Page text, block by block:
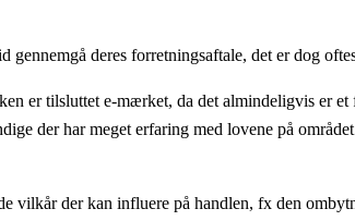
gennemgå deres forretningsaftale, det er dog
er tilsluttet e-mærket, da det almindeligvis er et
der har meget erfaring med lovene på
vilkår der kan influere på handlen, fx den